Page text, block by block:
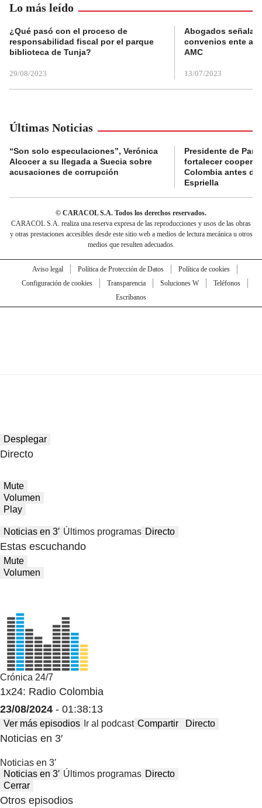
Lo más leído
¿Qué pasó con el proceso de
responsabilidad fiscal por el parque
biblioteca de Tunja?
29/08/2023
Abogados
convenios ente
AMC
13/07/2023
Últimas Noticias
“Son solo especulaciones”, Verónica
Alcocer a su llegada a Suecia sobre
acusaciones de corrupción
Presidente de
fortalecer
Colombia antes de
Espriella
© CARACOL S.A. Todos los derechos reservados.
CARACOL S.A. realiza una reserva expresa de las reproducciones y usos de las obras
y otras prestaciones accesibles desde este sitio web a medios de lectura mecánica u otros
medios que resulten adecuados.
Aviso legal Política de Protección de Datos
Política de cookies
Configuración de cookies
Transparencia Soluciones W
Teléfonos
Escríbanos
Desplegar
Directo
Mute
Volumen
Play
Noticias en 3′ Últimos programas Directo
Estas escuchando
Mute
Volumen
Crónica 24/7
1x24: Radio Colombia
23/08/2024 - 01:38:13
Ver más episodios Ir al podcast Compartir Directo
Noticias en 3′
Noticias en 3′
Noticias en 3′ Últimos programas Directo
Cerrar
Otros episodios